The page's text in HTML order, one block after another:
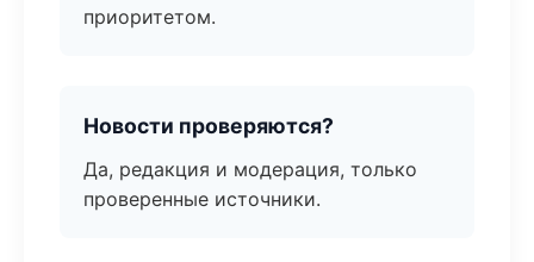
приоритетом.
Новости проверяются?
Да, редакция и модерация, только
проверенные источники.